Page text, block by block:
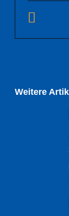
Weitere